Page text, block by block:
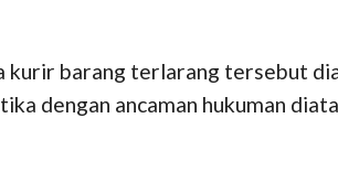
barang terlarang tersebut
dengan ancaman hukuman